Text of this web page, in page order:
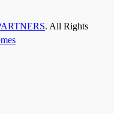
. All Rights